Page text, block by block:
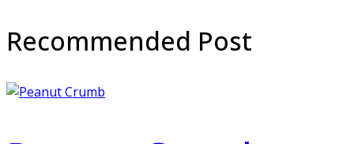
Recommended Post